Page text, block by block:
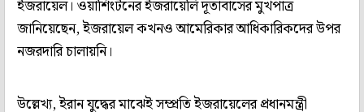
ইজরায়েল। ওয়াশিংটনের ইজরায়েলি দূতাবাসের মুখপাত্র
জানিয়েছেন, ইজরায়েল কখনও আমেরিকার আধিকারিকদের উপর
নজরদারি চালায়নি।
উল্লেখ্য, ইরান যুদ্ধের মাঝেই সম্প্রতি ইজরায়েলের প্রধানমন্ত্রী